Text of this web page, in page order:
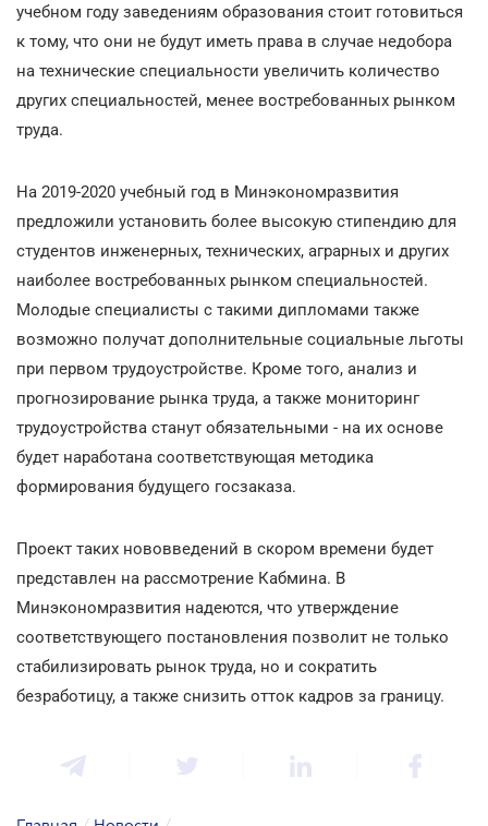
учебном году заведениям образования стоит готовиться
к тому, что они не будут иметь права в случае недобора
на технические специальности увеличить количество
других специальностей, менее востребованных рынком
труда.
На 2019-2020 учебный год в Минэкономразвития
предложили установить более высокую стипендию для
студентов инженерных, технических, аграрных и других
наиболее востребованных рынком специальностей.
Молодые специалисты с такими дипломами также
возможно получат дополнительные социальные льготы
при первом трудоустройстве. Кроме того, анализ и
прогнозирование рынка труда, а также мониторинг
трудоустройства станут обязательными - на их основе
будет наработана соответствующая методика
формирования будущего госзаказа.
Проект таких нововведений в скором времени будет
представлен на рассмотрение Кабмина. В
Минэкономразвития надеются, что утверждение
соответствующего постановления позволит не только
стабилизировать рынок труда, но и сократить
безработицу, а также снизить отток кадров за границу.